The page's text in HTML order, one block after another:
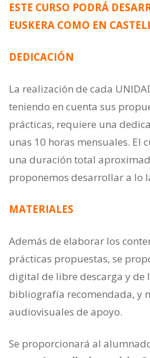
ESTE CURSO PODRÁ
EUSKERA COMO EN
DEDICACIÓN
La realización de cada
teniendo en cuenta sus
prácticas, requiere una
unas 10 horas mensuales. El
una duración total
proponemos desarrollar a lo
MATERIALES
Además de elaborar los
prácticas propuestas, se
digital de libre descarga y
bibliografía recomendada, y
audiovisuales de apoyo.
Se proporcionará al